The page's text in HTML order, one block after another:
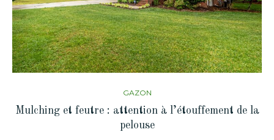
GAZON
Mulching et feutre : attention à l’étouffement de la
pelouse